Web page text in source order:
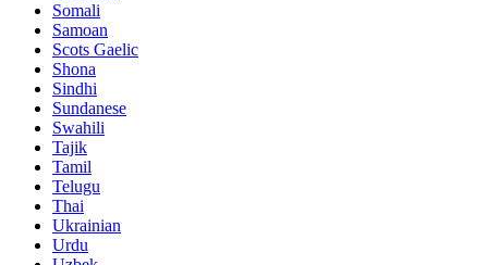
Somali
Samoan
Scots Gaelic
Shona
Sindhi
Sundanese
Swahili
Tajik
Tamil
Telugu
Thai
Ukrainian
Urdu